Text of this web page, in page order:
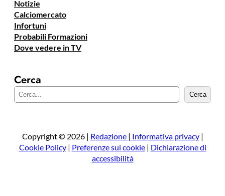
Notizie
Calciomercato
Infortuni
Probabili Formazioni
Dove vedere in TV
Cerca
e
a
Cerca
Copyright © 2026 | Redazione | Informativa privacy|
Cookie Policy| Preferenze sui cookie| Dichiarazione di
accessibilità